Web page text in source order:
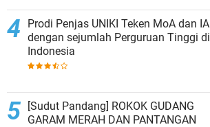
Prodi Penjas UNIKI Teken MoA dan IA
dengan sejumlah Perguruan Tinggi di
Indonesia
[Sudut Pandang] ROKOK GUDANG
GARAM MERAH DAN PANTANGAN